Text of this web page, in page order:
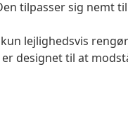
tilpasser sig nemt
lejlighedsvis
designet til at